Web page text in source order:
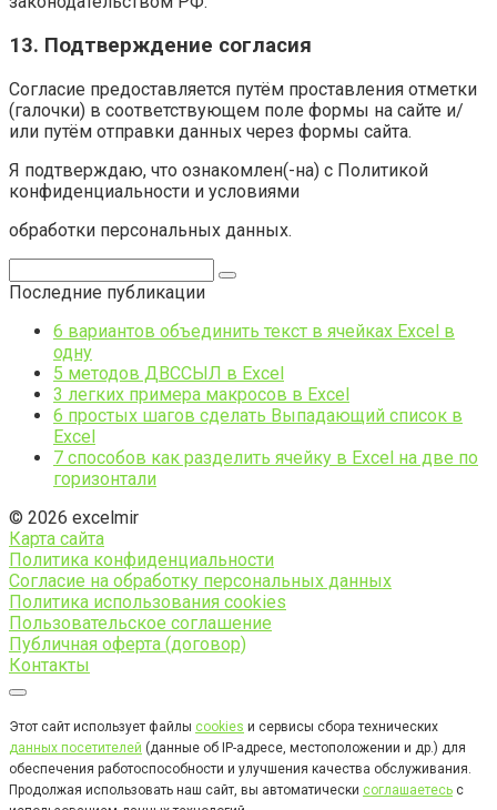
13. Подтверждение согласия
Согласие предоставляется путём проставления отметки
(галочки) в соответствующем поле формы на сайте и/
или путём отправки данных через формы сайта.
Я подтверждаю, что ознакомлен(-на) с Политикой
конфиденциальности и условиями
обработки персональных данных.
Последние публикации
6 вариантов объединить текст в ячейках Excel в
одну
5 методов ДВССЫЛ в Excel
3 легких примера макросов в Excel
6 простых шагов сделать Выпадающий список в
Excel
7 способов как разделить ячейку в Excel на две по
горизонтали
© 2026 excelmir
Карта сайта
Политика конфиденциальности
Согласие на обработку персональных данных
Политика использования cookies
Пользовательское соглашение
Публичная оферта (договор)
Контакты
Этот сайт использует файлы cookies и сервисы сбора технических
данных посетителей (данные об IP-адресе, местоположении и др.) для
обеспечения работоспособности и улучшения качества обслуживания.
Продолжая использовать наш сайт, вы автоматически соглашаетесь с